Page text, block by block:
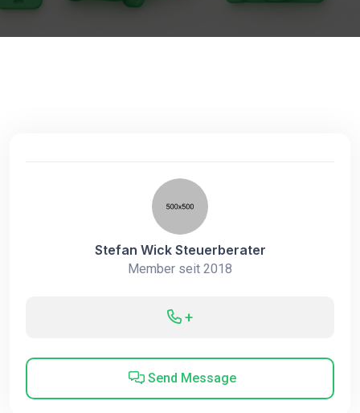
Stefan Wick Steuerberater
Member seit 2018
+
Send Message